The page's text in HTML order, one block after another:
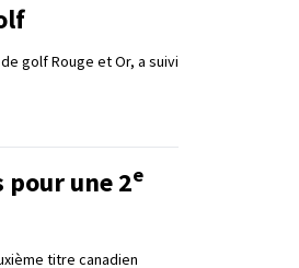
golf Rouge et Or, a suivi
une 2e
titre canadien